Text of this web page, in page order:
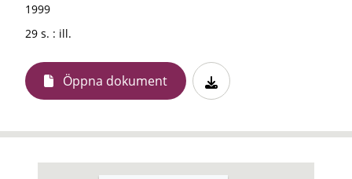
1999
29 s. : ill.
Öppna dokument